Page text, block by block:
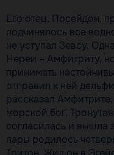
Его отец, Посейдон,
подчинялось все
не уступал Зевсу.
Нереи – Амфитриту,
принимать
отправил к ней
рассказал
морской бог.
согласилась и вышла
пары родилось